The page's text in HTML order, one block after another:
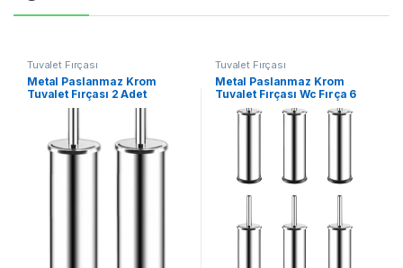
Tuvalet Fırçası
Metal Paslanmaz Krom
Tuvalet Fırçası 2 Adet
Tuvalet Fırçası
Metal Paslanmaz Krom
Tuvalet Fırçası Wc Fırça 6
Adet